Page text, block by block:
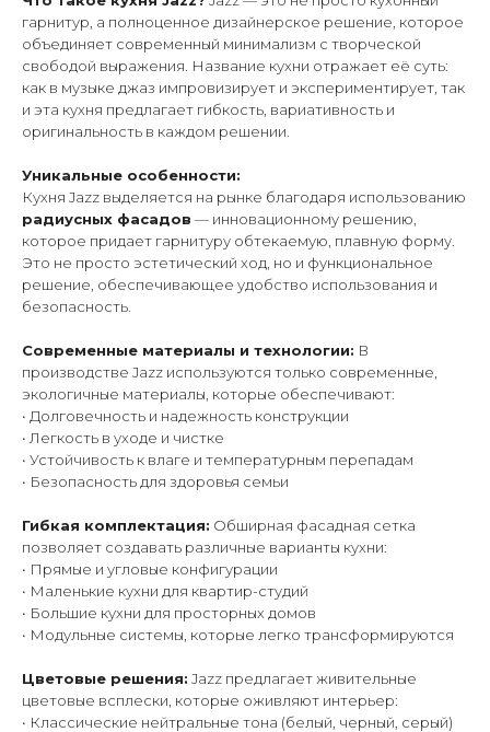
гарнитур, а полноценное дизайнерское решение, которое
объединяет современный минимализм с творческой
свободой выражения. Название кухни отражает её суть:
как в музыке джаз импровизирует и экспериментирует, так
и эта кухня предлагает гибкость, вариативность и
оригинальность в каждом решении.
Уникальные особенности:
Кухня Jazz выделяется на рынке благодаря использованию
радиусных фасадов — инновационному решению,
которое придает гарнитуру обтекаемую, плавную форму.
Это не просто эстетический ход, но и функциональное
решение, обеспечивающее удобство использования и
безопасность.
Современные материалы и технологии: В
производстве Jazz используются только современные,
экологичные материалы, которые обеспечивают:
• Долговечность и надежность конструкции
• Легкость в уходе и чистке
• Устойчивость к влаге и температурным перепадам
• Безопасность для здоровья семьи
Гибкая комплектация: Обширная фасадная сетка
позволяет создавать различные варианты кухни:
• Прямые и угловые конфигурации
• Маленькие кухни для квартир-студий
• Большие кухни для просторных домов
• Модульные системы, которые легко трансформируются
Цветовые решения: Jazz предлагает живительные
цветовые всплески, которые оживляют интерьер:
• Классические нейтральные тона (белый, черный, серый)